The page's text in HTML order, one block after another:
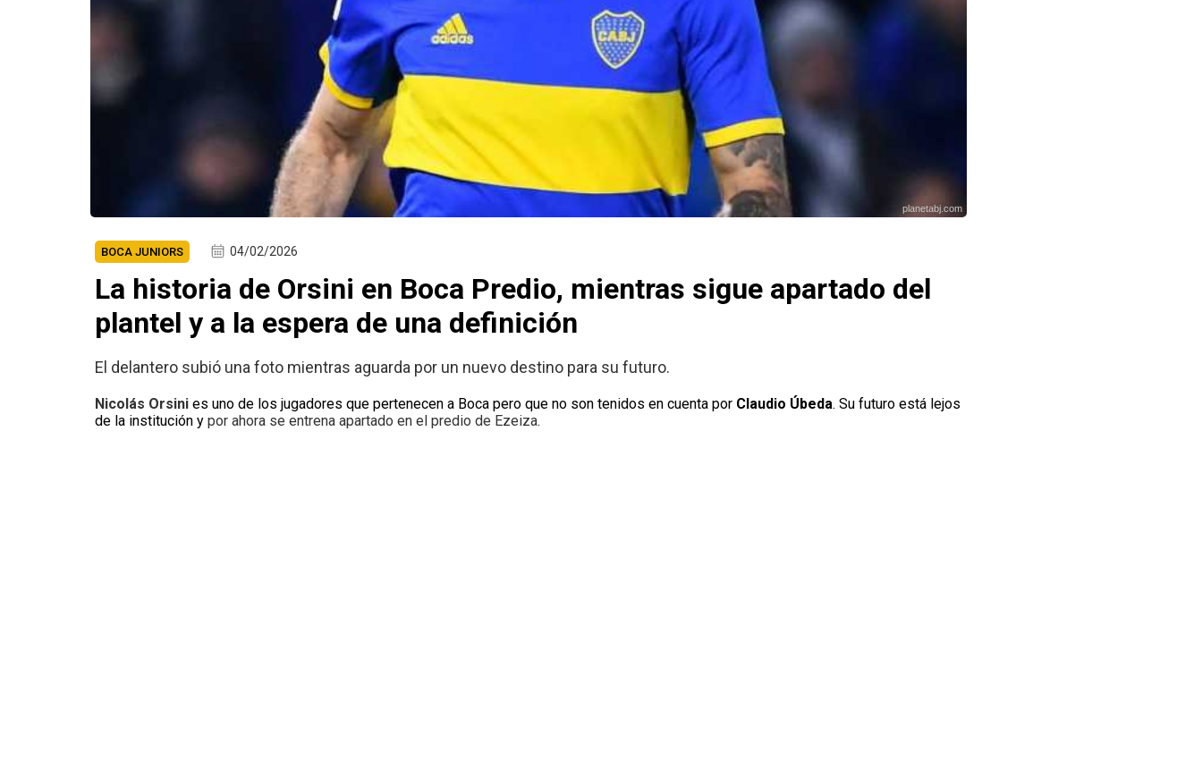
planetabj.com
BOCA JUNIORS 04/02/2026
La historia de Orsini en Boca Predio, mientras sigue apartado del
plantel y a la espera de una definición
El delantero subió una foto mientras aguarda por un nuevo destino para su futuro.
Nicolás Orsinies uno de los jugadores que pertenecen a Boca pero que no son tenidos en cuenta por Claudio Úbeda. Su futuro está lejos
de la institución y por ahora se entrena apartado en el predio de Ezeiza.